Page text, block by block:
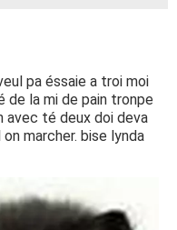
pa éssaie a troi moi
de la mi de pain tronpe
avec té deux doi deva
marcher. bise lynda